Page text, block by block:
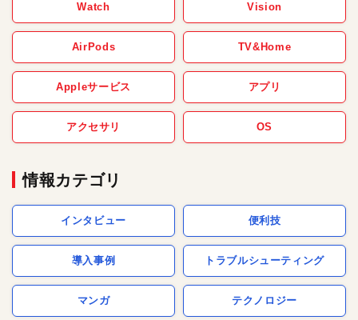
Watch Vision
AirPods TV&Home
Appleサービス アプリ
アクセサリ OS
情報カテゴリ
インタビュー 便利技
導入事例 トラブルシューティング
マンガ テクノロジー